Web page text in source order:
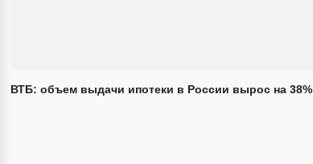
ВТБ: объем выдачи ипотеки в России вырос на 38%